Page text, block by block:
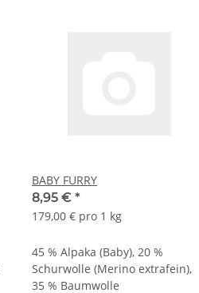
BABY FURRY
8,95 € *
179,00 € pro 1 kg
45 % Alpaka (Baby), 20 %
Schurwolle (Merino extrafein),
35 % Baumwolle